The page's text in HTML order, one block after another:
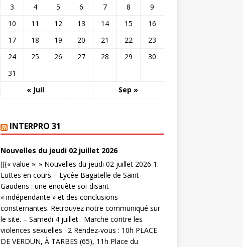
3
4 5 6 7 8
9
10
11 12 13 14 15
16
17
18 19 20 21 22
23
24
25 26 27 28 29
30
31
« Juil
Sep »
INTERPRO 31
Nouvelles du jeudi 02 juillet 2026
[[{« value »: » Nouvelles du jeudi 02 juillet 2026 1.
Luttes en cours – Lycée Bagatelle de Saint-
Gaudens : une enquête soi-disant
« indépendante » et des conclusions
consternantes. Retrouvez notre communiqué sur
le site. – Samedi 4 juillet : Marche contre les
violences sexuelles. 2 Rendez-vous : 10h PLACE
DE VERDUN, À TARBES (65), 11h Place du